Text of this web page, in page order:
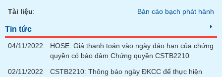
Tài liệu: Bản cáo bạch phát hành
Tin tức
04/11/2022
HOSE: Giá thanh toán vào ngày đáo hạn của chứng
quyền có bảo đảm Chứng quyền CSTB2210
02/11/2022
CSTB2210: Thông báo ngày ĐKCC để thực hiện
cụ
đầu
tư